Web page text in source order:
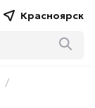
Красноярск